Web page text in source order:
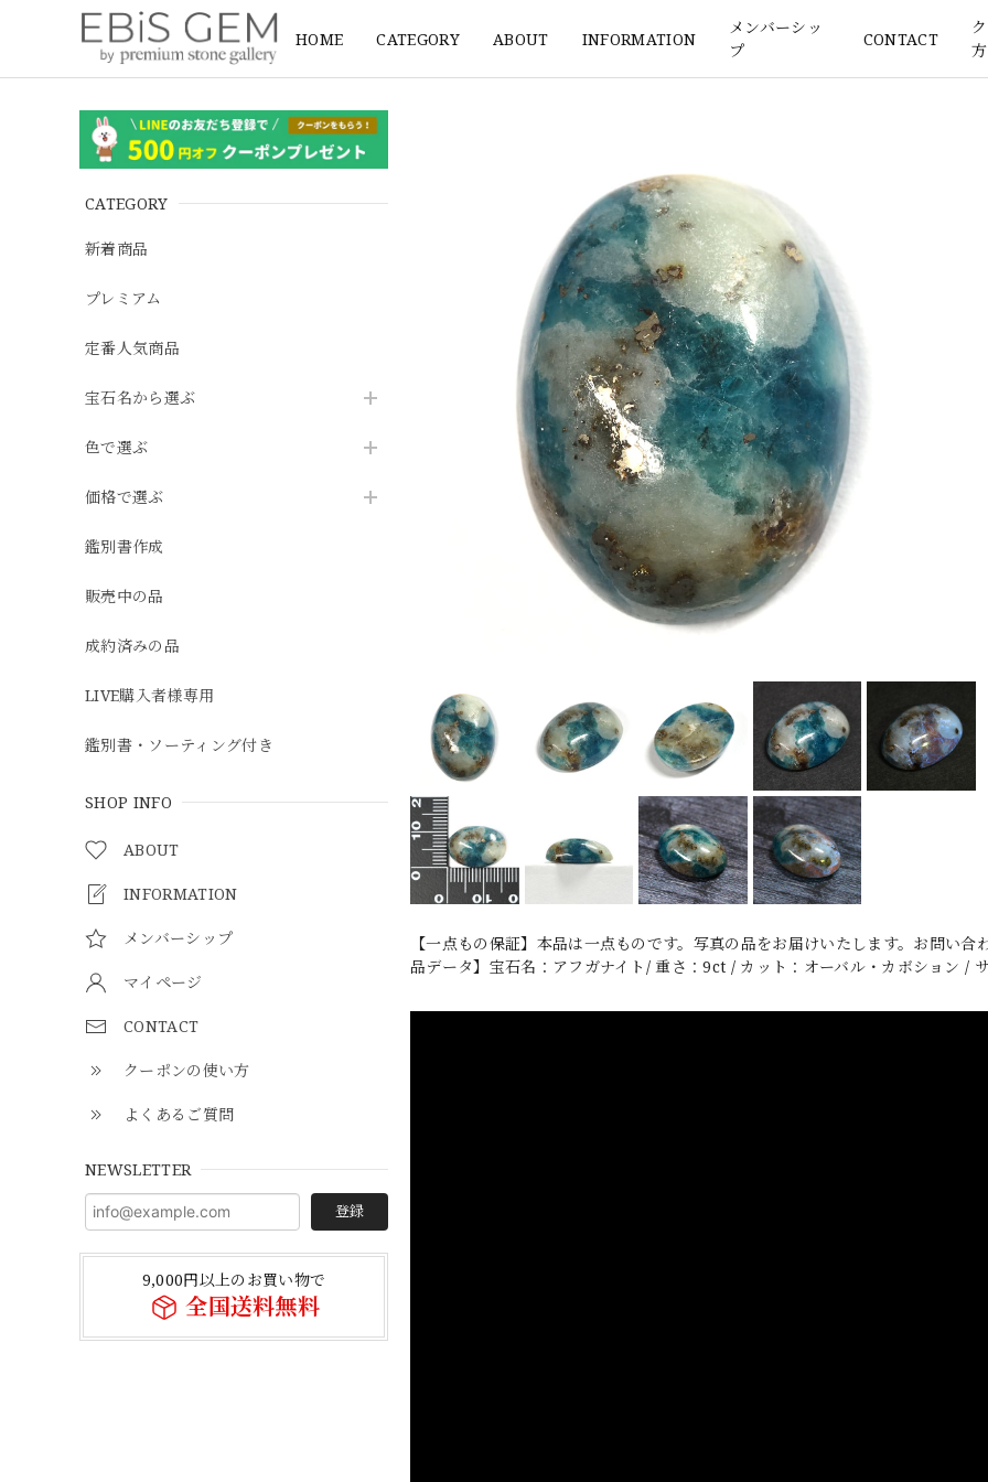
HOME CATEGORY ABOUT INFORMATION
メンバーシッ
プ
CONTACT
方
CATEGORY
新着商品
プレミアム
定番人気商品
宝石名から選ぶ
色で選ぶ
価格で選ぶ
鑑別書作成
販売中の品
成約済みの品
LIVE購入者様専用
鑑別書・ソーティング付き
SHOP INFO
ABOUT
INFORMATION
メンバーシップ
マイページ
CONTACT
クーポンの使い方
よくあるご質問
NEWSLETTER
登録
9,000円以上のお買い物で
全国送料無料
【一点もの保証】本品は一点ものです。写真の品をお届けいたします。お問い
品データ】宝石名：アフガナイト/ 重さ：9ct / カット：オーバル・カボション /